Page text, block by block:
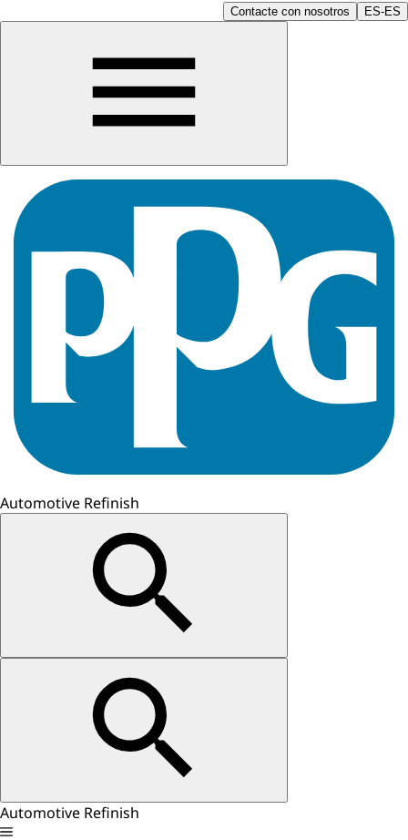
Contacte con nosotros ES-ES
Automotive Refinish
Automotive Refinish